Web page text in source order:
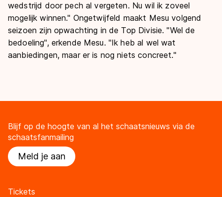
wedstrijd door pech al vergeten. Nu wil ik zoveel
mogelijk winnen." Ongetwijfeld maakt Mesu volgend
seizoen zijn opwachting in de Top Divisie. "Wel de
bedoeling", erkende Mesu. "Ik heb al wel wat
aanbiedingen, maar er is nog niets concreet."
Blijf op de hoogte van al het schaatsnieuws via de
schaatsfanmailing
Meld je aan
Tickets